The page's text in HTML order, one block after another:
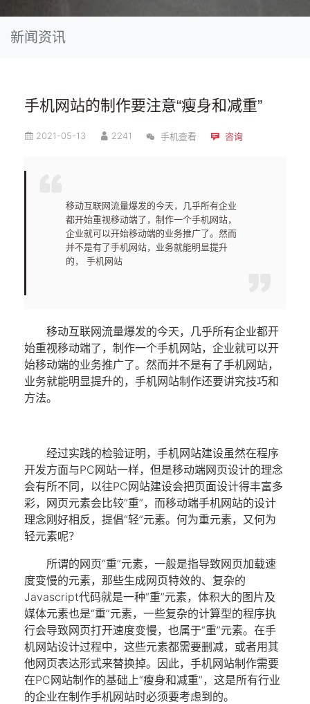
新闻资讯
手机网站的制作要注意“瘦身和减重”
2021-05-13 2241 手机查看 咨询
移动互联网流量爆发的今天，几乎所有企业
都开始重视移动端了，制作一个手机网站，
企业就可以开始移动端的业务推广了。然而
并不是有了手机网站，业务就能明显提升
的， 手机网站
移动互联网流量爆发的今天，几乎所有企业都开
始重视移动端了，制作一个手机网站，企业就可以开
始移动端的业务推广了。然而并不是有了手机网站，
业务就能明显提升的， 手机网站制作还要讲究技巧和
方法。
经过实践的检验证明， 手机网站建设虽然在程序
开发方面与PC网站一样，但是移动端网页设计的理念
会有所不同，以往PC网站建设会把页面设计得丰富多
彩，网页元素会比较“重”，而移动端手机网站的设计
理念刚好相反，提倡“轻”元素。何为重元素，又何为
轻元素呢？
所谓的网页“重”元素，一般是指导致网页加载速
度变慢的元素，那些生成网页特效的、复杂的
Javascript代码就是一种“重”元素，体积大的图片及
媒体元素也是“重”元素，一些复杂的计算型的程序执
行会导致网页打开速度变慢，也属于“重”元素。在手
机网站设计过程中，这些元素都需要删减，或者用其
他网页表达形式来替换掉。因此， 手机网站制作需要
在PC网站制作的基础上“瘦身和减重”，这是所有行业
的企业在制作手机网站时必须要考虑到的。